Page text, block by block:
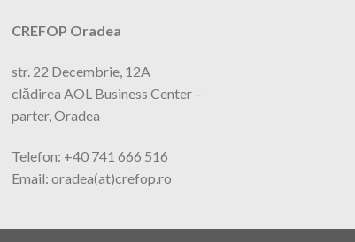
CREFOP Oradea
str. 22 Decembrie, 12A
clădirea AOL Business Center –
parter, Oradea
Telefon: +40 741 666 516
Email: oradea(at)crefop.ro